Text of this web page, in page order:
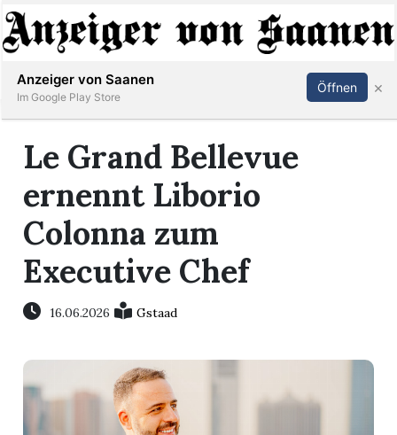
Abonnieren Anmelden
Le Grand Bellevue
ernennt Liborio
Colonna zum
Executive Chef
16.06.2026 Gstaad
Anzeiger von Saanen
Im Google Play Store
Öffnen ×